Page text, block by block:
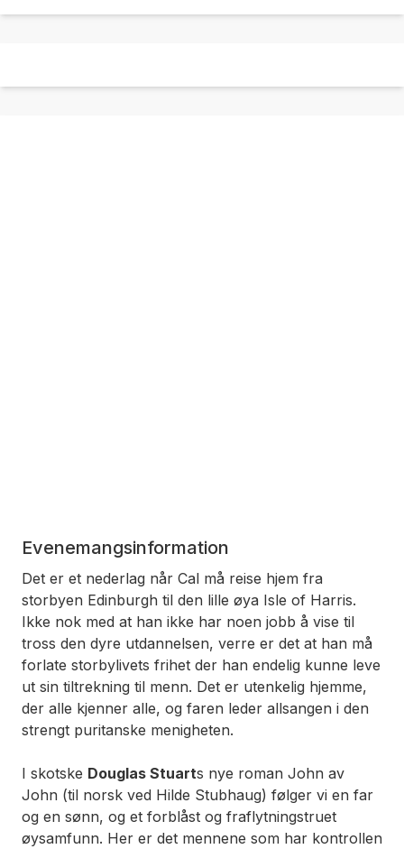
Evenemangsinformation
Det er et nederlag når Cal må reise hjem fra
storbyen Edinburgh til den lille øya Isle of Harris.
Ikke nok med at han ikke har noen jobb å vise til
tross den dyre utdannelsen, verre er det at han må
forlate storbylivets frihet der han endelig kunne leve
ut sin tiltrekning til menn. Det er utenkelig hjemme,
der alle kjenner alle, og faren leder allsangen i den
strengt puritanske menigheten.
I skotske Douglas Stuarts nye roman John av
John (til norsk ved Hilde Stubhaug) følger vi en far
og en sønn, og et forblåst og fraflytningstruet
øysamfunn. Her er det mennene som har kontrollen